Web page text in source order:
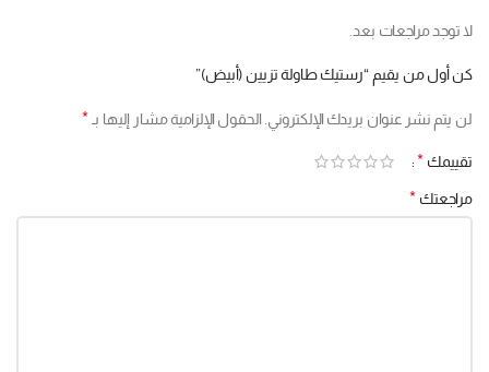
لا توجد مراجعات بعد.
كن أول من يقيم “رستيك طاولة تزيين (أبيض)”
لن يتم نشر عنوان بريدك الإلكتروني. الحقول الإلزامية مشار إليها بـ*
تقييمك *
مراجعتك *